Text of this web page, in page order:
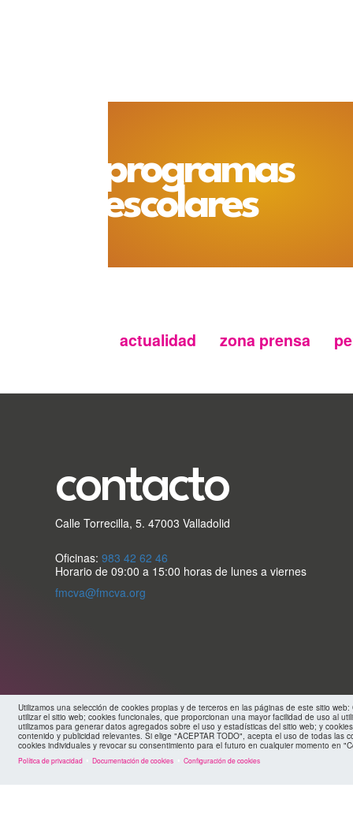
programas
escolares
secundario
actualidad zona prensa
Utilizamos una selección de cookies propias y de terceros en las páginas de este sitio
utilizar el sitio web; cookies funcionales, que proporcionan una mayor facilidad de uso al
utilizamos para generar datos agregados sobre el uso y estadísticas del sitio web; y
contenido y publicidad relevantes. Si elige "ACEPTAR TODO", acepta el uso de todas las
cookies individuales y revocar su consentimiento para el futuro en cualquier momento en
Política de privacidad Documentación de cookies Configuración de cookies
contacto
Calle Torrecilla, 5. 47003 Valladolid
Oficinas: 983 42 62 46
Horario de 09:00 a 15:00 horas de lunes a viernes
fmcva@fmcva.org